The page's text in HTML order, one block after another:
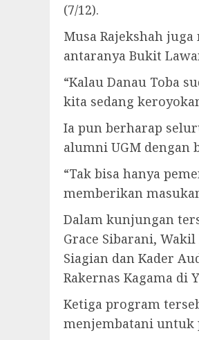
(7/12).
Musa Rajekshah
antaranya Bukit
“Kalau Danau Toba
kita sedang
Ia pun berharap
alumni UGM dengan
“Tak bisa hanya
memberikan
Dalam kunjungan
Grace Sibarani,
Siagian dan Kader
Rakernas Kagama di
Ketiga program
menjembatani untuk